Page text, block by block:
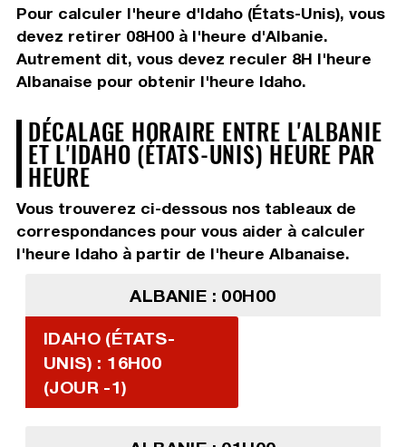
Pour calculer l'heure d'Idaho (États-Unis), vous
devez retirer 08H00à l'heure d'Albanie.
Autrement dit, vous devez reculer 8H l'heure
Albanaise pour obtenir l'heure Idaho.
DÉCALAGE HORAIRE ENTRE L'ALBANIE
ET L'IDAHO (ÉTATS-UNIS) HEURE PAR
HEURE
Vous trouverez ci-dessous nos tableaux de
correspondances pour vous aider à calculer
l'heure Idaho à partir de l'heure Albanaise.
ALBANIE : 00H00
IDAHO (ÉTATS-
UNIS) : 16H00
(JOUR -1)